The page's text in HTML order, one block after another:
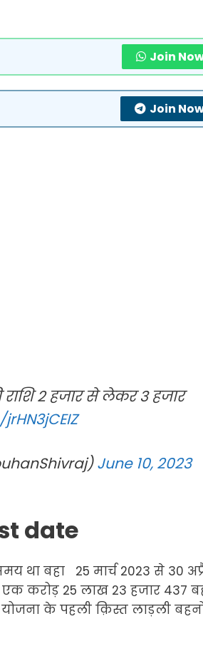
Join
Join
2 हजार से लेकर 3 हजार
June 10, 2023
date
था बहा 25 मार्च 2023 से 30
करोड़ 25 लाख 23 हजार 437
के पहली क़िस्त लाड़ली